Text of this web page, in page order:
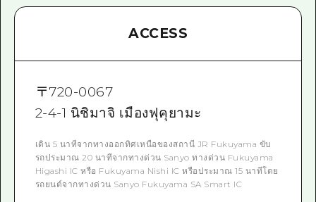
ACCESS
〒720-0067
2-4-1 นิชิมาจิ เมืองฟุคุยามะ
เดิน 5 นาทีจากทางออกทิศเหนือของสถานี JR Fukuyama ขับ
รถประมาณ 20 นาทีจากทางด่วน Sanyo ทางด่วน Fukuyama
Higashi IC หรือ Fukuyama Nishi IC หรือประมาณ 15 นาทีโดย
รถยนต์จากทางด่วน Sanyo Fukuyama SA Smart IC